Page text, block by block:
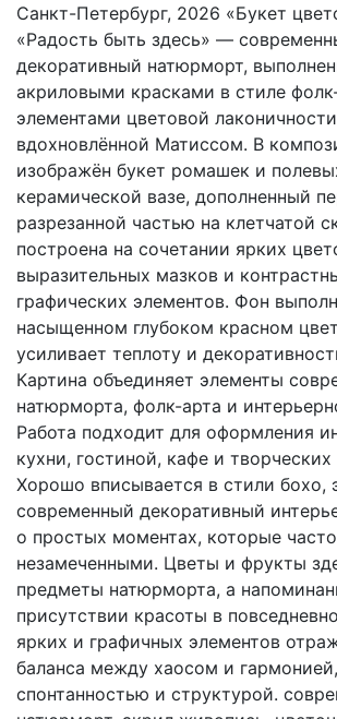
Санкт-Петербург, 2026 «Букет
«Радость быть здесь» —
декоративный натюрморт,
акриловыми красками в стиле
элементами цветовой
вдохновлённой Матиссом. В
изображён букет ромашек и
керамической вазе, дополненный
разрезанной частью на клетчатой
построена на сочетании ярких
выразительных мазков и
графических элементов. Фон
насыщенном глубоком красном
усиливает теплоту и
Картина объединяет элементы
натюрморта, фолк-арта и
Работа подходит для оформления
кухни, гостиной, кафе и творческих
Хорошо вписывается в стили бохо,
современный декоративный
о простых моментах, которые
незамеченными. Цветы и фрукты
предметы натюрморта, а
присутствии красоты в
ярких и графичных элементов
баланса между хаосом и гармонией,
спонтанностью и структурой.